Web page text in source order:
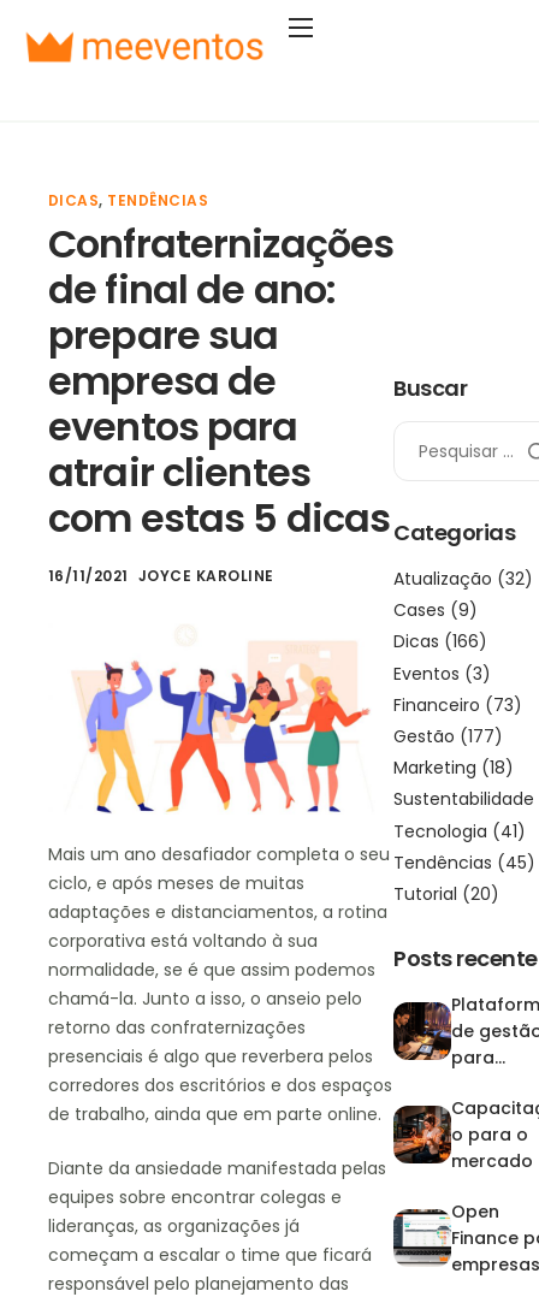
Soluções
Empresa
Entrar
Começar agora
DICAS, TENDÊNCIAS
Confraternizações
de final de ano:
prepare sua
empresa de
eventos para
atrair clientes
com estas 5 dicas
16/11/2021 JOYCE KAROLINE
Mais um ano desafiador completa o seu
ciclo, e após meses de muitas
adaptações e distanciamentos, a rotina
corporativa está voltando à sua
normalidade, se é que assim podemos
chamá-la. Junto a isso, o anseio pelo
retorno das confraternizações
presenciais é algo que reverbera pelos
corredores dos escritórios e dos espaços
de trabalho, ainda que em parte online.
Diante da ansiedade manifestada pelas
equipes sobre encontrar colegas e
lideranças, as organizações já
começam a escalar o time que ficará
responsável pelo planejamento das
Buscar
Categorias
Atualização (32)
Cases (9)
Dicas (166)
Eventos (3)
Financeiro (73)
Gestão (177)
Marketing (18)
Sustentabilidade
Tecnologia (41)
Tendências (45)
Tutorial (20)
Posts
de
para
domine a
agenda
eventos
o para o
mercado
que
na
Open
Finance